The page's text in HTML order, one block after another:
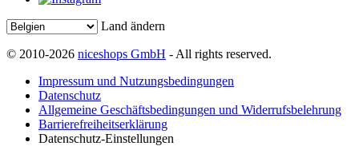
Land ändern
© 2010-2026 niceshops GmbH - All rights reserved.
Impressum und Nutzungsbedingungen
Datenschutz
Allgemeine Geschäftsbedingungen und Widerrufsbelehrung
Barrierefreiheitserklärung
Datenschutz-Einstellungen